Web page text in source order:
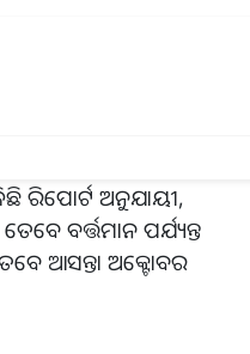
ରିପୋର୍ଟ ଅନୁଯାୟୀ,
ବର୍ତ୍ତମାନ ପର୍ଯ୍ୟନ୍ତ
ଆସନ୍ତା ଅକ୍ଟୋବର